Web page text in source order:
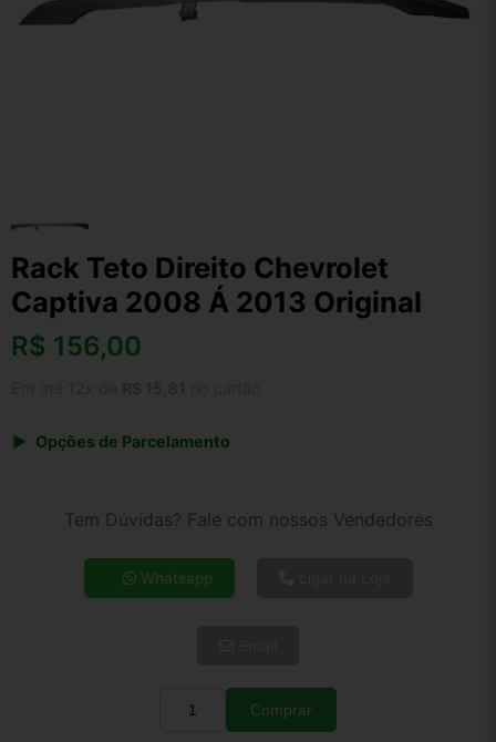
Rack Teto Direito Chevrolet
Captiva 2008 Á 2013 Original
R$ 156,00
Opções de Parcelamento
4x de R$ 43,24
5x de R$ 35,04
Tem Dúvidas? Fale com nossos Vendedores
Whatsapp
Quantidade
Comprar